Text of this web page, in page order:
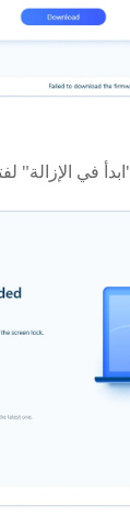
في الإزالة"